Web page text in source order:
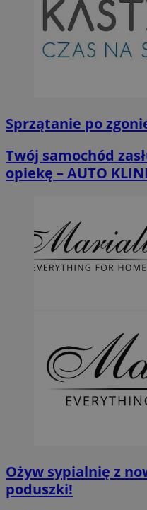
Sprzątanie po
Twój samochód
opiekę – AUTO
Ożyw sypialnię z
poduszki!